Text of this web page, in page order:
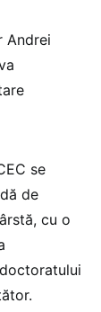
Andrei
se
de
cu o